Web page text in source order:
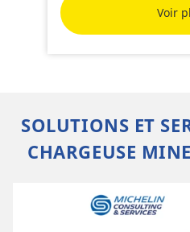
Voir
SOLUTIONS ET
CHARGEUSE